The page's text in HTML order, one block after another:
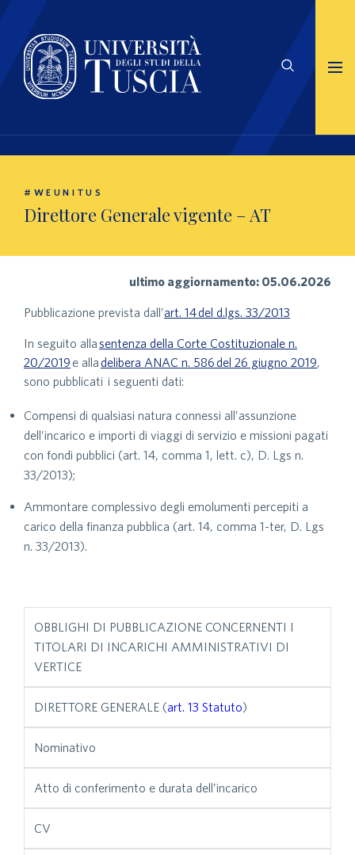
#WEUNITUS
Direttore Generale vigente – AT
ultimo aggiornamento: 05.06.2026
Pubblicazione prevista dall’art. 14 del d.lgs. 33/2013
In seguito allasentenza della Corte Costituzionale n.
20/2019 e alla delibera ANAC n. 586 del 26 giugno 2019,
sono pubblicati i seguenti dati:
Compensi di qualsiasi natura connessi all’assunzione
dell’incarico e importi di viaggi di servizio e missioni pagati
con fondi pubblici (art. 14, comma 1, lett. c), D. Lgs n.
33/2013);
Ammontare complessivo degli emolumenti percepiti a
carico della finanza pubblica (art. 14, comma 1-ter, D. Lgs
n. 33/2013).
OBBLIGHI DI PUBBLICAZIONE CONCERNENTI I
TITOLARI DI INCARICHI AMMINISTRATIVI DI
VERTICE
DIRETTORE GENERALE (art. 13 Statuto)
Nominativo
Atto di conferimento e durata dell’incarico
CV